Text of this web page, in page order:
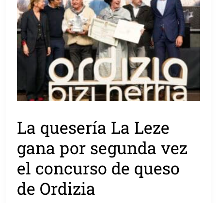
La quesería La Leze
gana por segunda vez
el concurso de queso
de Ordizia